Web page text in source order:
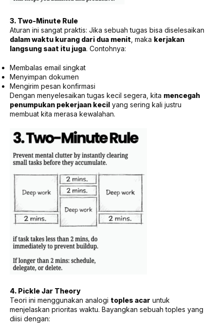
3. Two-Minute Rule
Aturan ini sangat praktis: Jika sebuah tugas bisa diselesaikan
dalam waktu kurang dari dua menit , maka kerjakan
langsung saat itu juga. Contohnya:
Membalas email singkat
Menyimpan dokumen
Mengirim pesan konfirmasi
Dengan menyelesaikan tugas kecil segera, kita mencegah
penumpukan pekerjaan kecil yang sering kali justru
membuat kita merasa kewalahan.
4. Pickle Jar Theory
Teori ini menggunakan analogi toples acar untuk
menjelaskan prioritas waktu. Bayangkan sebuah toples yang
diisi dengan: